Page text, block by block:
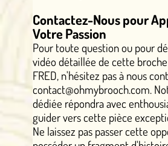
Contactez-Nous pour
Votre Passion
Pour toute question ou pour
vidéo détaillée de cette
FRED, n'hésitez pas à nous
contact@ohmybrooch.com.
dédiée répondra avec
guider vers cette pièce
Ne laissez pas passer cette